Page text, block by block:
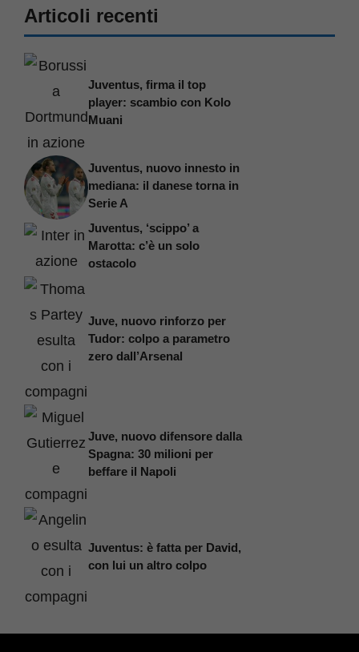
Articoli recenti
Juventus, firma il top
player: scambio con Kolo
Muani
Juventus, nuovo innesto in
mediana: il danese torna in
Serie A
Juventus, ‘scippo’ a
Marotta: c’è un solo
ostacolo
Juve, nuovo rinforzo per
Tudor: colpo a parametro
zero dall’Arsenal
Juve, nuovo difensore dalla
Spagna: 30 milioni per
beffare il Napoli
Juventus: è fatta per David,
con lui un altro colpo